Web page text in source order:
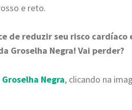
e reto.
de reduzir seu risco cardíaco
Groselha Negra! Vai perder?
Groselha Negra, clicando na